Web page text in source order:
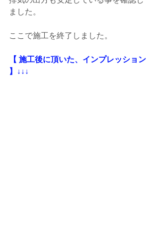
ました。
ここで施工を終了しました。
【 施工後に頂いた、インプレッション
】↓↓↓